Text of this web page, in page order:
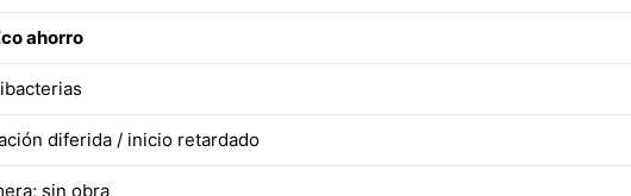
ahorro
diferida / inicio retardado
sin obra